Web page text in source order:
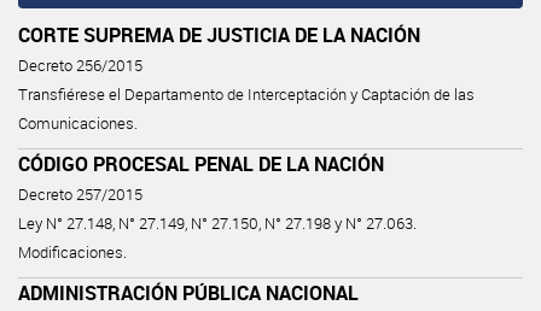
CORTE SUPREMA DE JUSTICIA DE LA NACIÓN
Decreto 256/2015
Transfiérese el Departamento de Interceptación y Captación de las
Comunicaciones.
CÓDIGO PROCESAL PENAL DE LA NACIÓN
Decreto 257/2015
Ley N° 27.148, N° 27.149, N° 27.150, N° 27.198 y N° 27.063.
Modificaciones.
ADMINISTRACIÓN PÚBLICA NACIONAL